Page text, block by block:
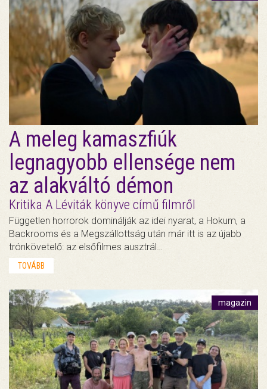
A meleg kamaszfiúk
legnagyobb ellensége nem
az alakváltó démon
Kritika A Léviták könyve című filmről
Független horrorok dominálják az idei nyarat, a Hokum, a
Backrooms és a Megszállottság után már itt is az újabb
trónkövetelő: az elsőfilmes ausztrál…
TOVÁBB
magazin